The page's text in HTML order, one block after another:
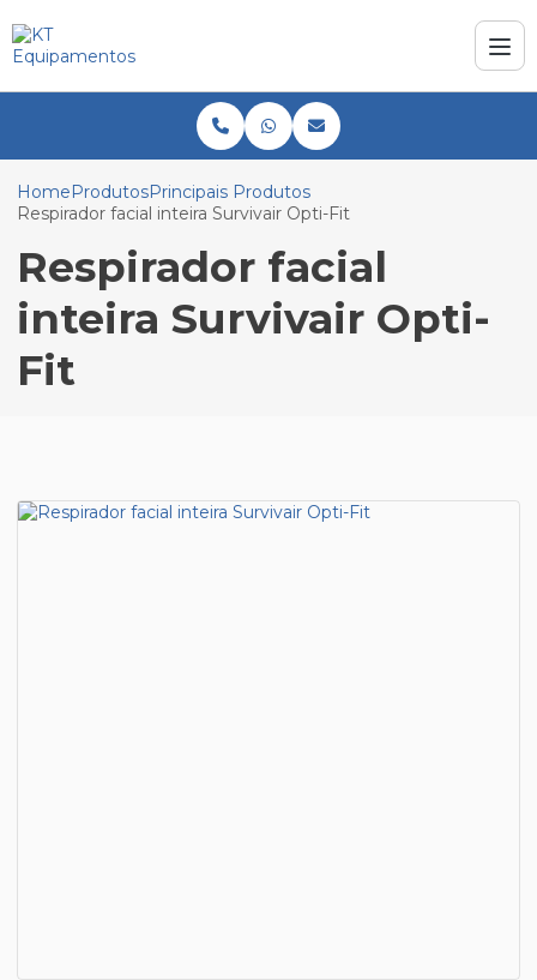
HomeProdutosPrincipais Produtos
Respirador facial inteira Survivair Opti-Fit
Respirador facial
inteira Survivair Opti-
Fit